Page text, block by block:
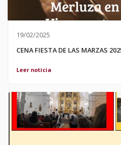
19/02/2025
CENA FIESTA DE LAS MARZAS
Leer noticia